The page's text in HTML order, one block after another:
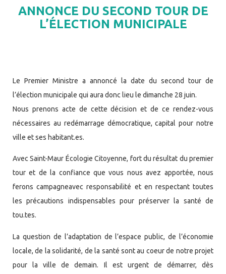
ANNONCE DU SECOND TOUR DE
L’ÉLECTION MUNICIPALE
Le Premier Ministre a annoncé la date du second tour de
l’élection municipale qui aura donc lieu le dimanche 28 juin.
Nous prenons acte de cette décision et de ce rendez-vous
nécessaires au redémarrage démocratique, capital pour notre
ville et ses habitant.es.
Avec Saint-Maur Écologie Citoyenne, fort du résultat du premier
tour et de la confiance que vous nous avez apportée, nous
ferons campagneavec responsabilité et en respectant toutes
les précautions indispensables pour préserver la santé de
tou.tes.
La question de l’adaptation de l’espace public, de l’économie
locale, de la solidarité, de la santé sont au coeur de notre projet
pour la ville de demain. Il est urgent de démarrer, dès